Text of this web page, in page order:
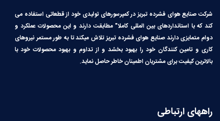
شرکت صنایع هوای فشرده تبریز در کمپرسورهای تولیدی خود از قطعاتی استفاده می
کند که با استانداردهای بین المللی کاملا″ مطابقت دارند و این محصولات عملکرد و
دوام متمایزی دارند صنایع هوای فشرده تبریز تلاش میکند تا به طور مستمر نیروهای
کاری و تامین کنندگان خود را بهبود بخشد و از تداوم و بهبود محصولات خود با
بالاترین کیفیت برای مشتریان اطمینان خاطر حاصل نماید.
راههای ارتباطی